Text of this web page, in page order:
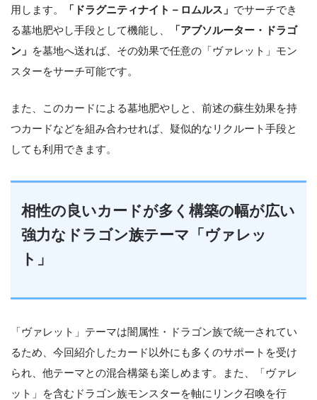
用します。 「ドラグニティナイト－ロムルス」 でサーチでき
る墓地肥やし手段として機能し、
「アブソルーター・ドラゴ
ン」 を墓地へ送れば、その効果で任意の「ヴァレット」モン
スターをサーチ可能です。
また、このカードによる墓地肥やしと、前述の蘇生効果を持
つカードなどを組み合わせれば、疑似的なリクルート手段と
しても利用できます。
相性の良いカードが多く構築の幅が広い
強力なドラゴン族テーマ「ヴァレッ
ト」
「ヴァレット」テーマは闇属性・ドラゴン族で統一されてい
るため、今回紹介したカード以外にも多くのサポートを受け
られ、他テーマとの混合構築も楽しめます。また、「ヴァレ
ット」を含むドラゴン族モンスターを軸にリンク召喚を行